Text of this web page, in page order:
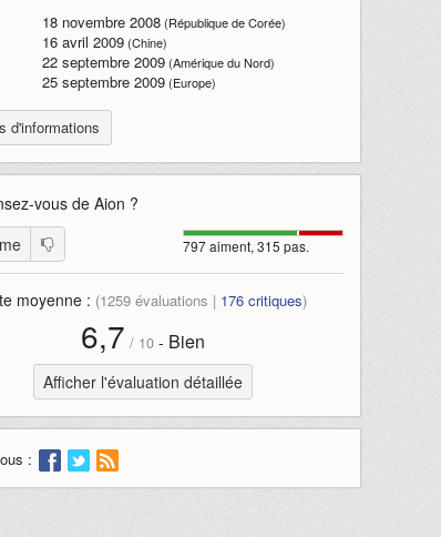
18 novembre 2008(République de Corée)
16 avril 2009(Chine)
22 septembre 2009(Amérique du Nord)
25 septembre 2009(Europe)
d'informations
vous de Aion ?
797 aiment, 315 pas.
moyenne : (1259 évaluations | 176 critiques)
6,7 / 10 - Bien
Afficher l'évaluation détaillée
: